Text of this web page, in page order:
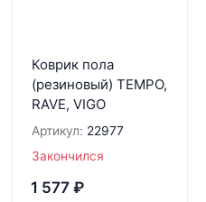
Коврик пола
(резиновый) TEMPO,
RAVE, VIGO
Артикул: 22977
Закончился
1 577 ₽